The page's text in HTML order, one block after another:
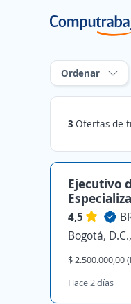
Ordenar
3 Ofertas de
Ejecutivo
4,5
Bogotá,
$ 2.500.000,00
Hace 2 días